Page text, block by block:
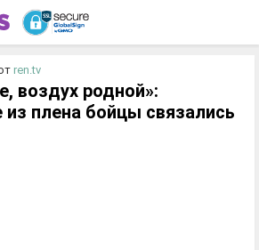
ren.tv
воздух родной»:
плена бойцы связались